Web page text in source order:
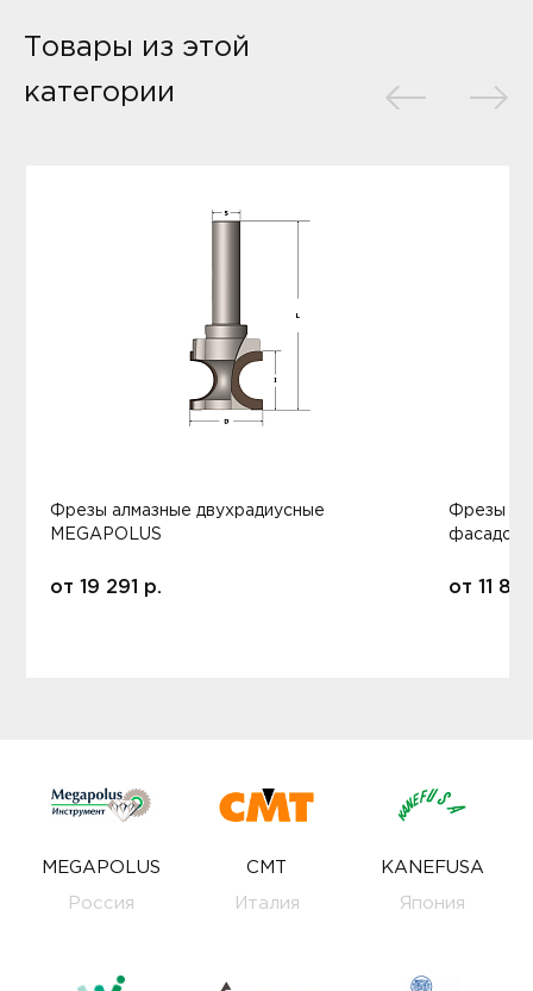
Товары из этой
категории
Фрезы алмазные двухрадиусные
MEGAPOLUS
от 19 291 р.
Фрезы
фасадов
от 11
MEGAPOLUS
Россия
CMT
Италия
KANEFUSA
Япония